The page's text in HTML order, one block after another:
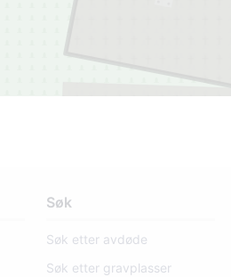
Søk
Søk etter avdøde
Søk etter gravplasser